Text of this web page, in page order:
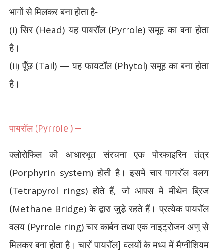
भागों से मिलकर बना होता है-
(i)सिर (Head)यह पायरॉल (Pyrrole)समूह का बना होता
है।
(ii)पूँछ (Tail) —यह फायटॉल (Phytol)समूह का बना होता
है।
पायरॉल (Pyrrole ) —
क्लोरोफिल की आधारभूत संरचना एक पोरफाइरिन तंत्र
(Porphyrin system)होती है। इसमें चार पायरॉल वलय
(Tetrapyrol rings)होते हैं,जो आपस में मीथेन ब्रिज
(Methane Bridge)के द्वारा जुड़े रहते हैं। प्रत्येक पायरॉल
वलय (Pyrrole ring)चार कार्बन तथा एक नाइट्रोजन अणु से
मिलकर बना होता है। चारों पायरॉल] वलयों के मध्य में मैग्नीशियम